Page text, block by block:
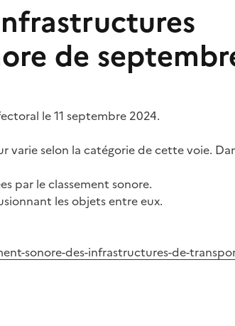
de
le 11 septembre 2024.
selon la catégorie de cette voie.
par le classement sonore.
les objets entre eux.
sonore-des-infrastructures-de-